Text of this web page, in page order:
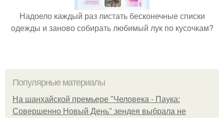
Надоело каждый раз листать бесконечные списки
одежды и заново собирать любимый лук по кусочкам?
Популярные материалы
На шанхайской премьере "Человека - Паука:
Совершенно Новый День" зендея выбрала не